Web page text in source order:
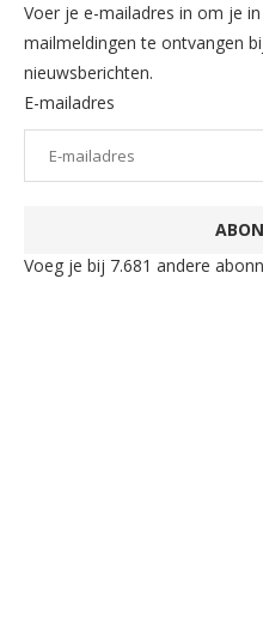
Voer je e-mailadres in om je
mailmeldingen te ontvangen
nieuwsberichten.
E-mailadres
Voeg je bij 7.681 andere